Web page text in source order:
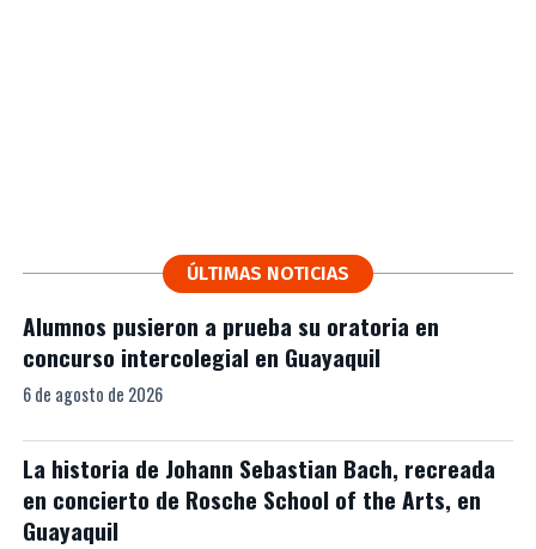
ÚLTIMAS NOTICIAS
Alumnos pusieron a prueba su oratoria en
concurso intercolegial en Guayaquil
6 de agosto de 2026
La historia de Johann Sebastian Bach, recreada
en concierto de Rosche School of the Arts, en
Guayaquil